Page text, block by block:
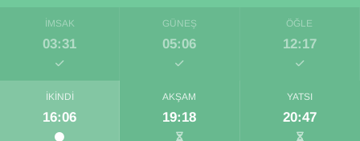
İMSAK
03:31
GÜNEŞ
05:06
ÖĞLE
12:17
İKINDI
16:06
AKŞAM
19:18
YATSI
20:47